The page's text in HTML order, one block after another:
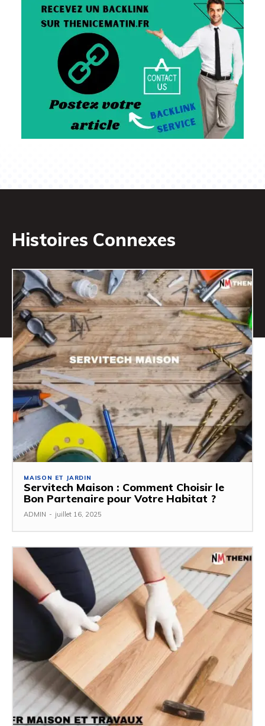
Histoires Connexes
MAISON ET JARDIN
Servitech Maison : Comment Choisir le
Bon Partenaire pour Votre Habitat ?
ADMIN - juillet 16, 2025